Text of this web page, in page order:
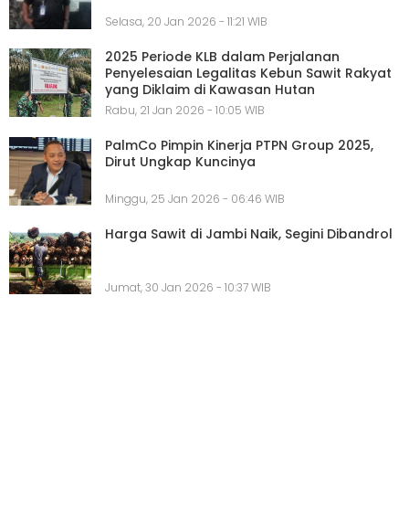
Selasa, 20 Jan 2026 - 11:21 WIB
2025 Periode KLB dalam Perjalanan
Penyelesaian Legalitas Kebun Sawit Rakyat
yang Diklaim di Kawasan Hutan
Rabu, 21 Jan 2026 - 10:05 WIB
PalmCo Pimpin Kinerja PTPN Group 2025,
Dirut Ungkap Kuncinya
Minggu, 25 Jan 2026 - 06:46 WIB
Harga Sawit di Jambi Naik, Segini Dibandrol
Jumat, 30 Jan 2026 - 10:37 WIB